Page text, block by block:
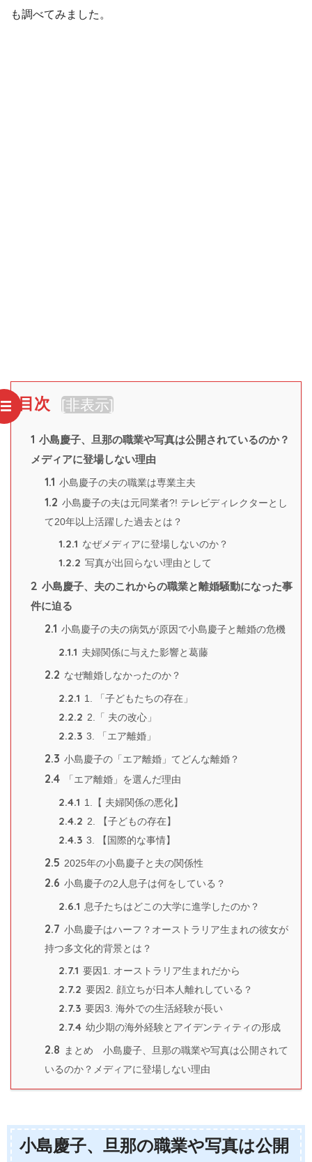
も調べてみました。
目次 [非表示]
1 小島慶子、旦那の職業や写真は公開されているのか？
メディアに登場しない理由
1.1 小島慶子の夫の職業は専業主夫
1.2 小島慶子の夫は元同業者?! テレビディレクターとし
て20年以上活躍した過去とは？
1.2.1 なぜメディアに登場しないのか？
1.2.2 写真が出回らない理由として
2 小島慶子、夫のこれからの職業と離婚騒動になった事
件に迫る
2.1 小島慶子の夫の病気が原因で小島慶子と離婚の危機
2.1.1 夫婦関係に与えた影響と葛藤
2.2 なぜ離婚しなかったのか？
2.2.1 1. 「子どもたちの存在」
2.2.2 2.「 夫の改心」
2.2.3 3. 「エア離婚」
2.3 小島慶子の「エア離婚」てどんな離婚？
2.4 「エア離婚」を選んだ理由
2.4.1 1.【 夫婦関係の悪化】
2.4.2 2. 【子どもの存在】
2.4.3 3. 【国際的な事情】
2.5 2025年の小島慶子と夫の関係性
2.6 小島慶子の2人息子は何をしている？
2.6.1 息子たちはどこの大学に進学したのか？
2.7 小島慶子はハーフ？オーストラリア生まれの彼女が
持つ多文化的背景とは？
2.7.1 要因1. オーストラリア生まれだから
2.7.2 要因2. 顔立ちが日本人離れしている？
2.7.3 要因3. 海外での生活経験が長い
2.7.4 幼少期の海外経験とアイデンティティの形成
2.8
まとめ 小島慶子、旦那の職業や写真は公開されて
いるのか？メディアに登場しない理由
小島慶子、旦那の職業や写真は公開